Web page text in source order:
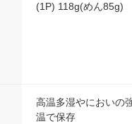
(1P) 118g(めん85g)
高温多湿やにおいの
温で保存